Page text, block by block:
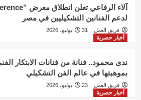
لدعم الفنانين التشكيليين في مصر
فريق العمل
31 يوليو، 2026
أخبار حصرية
ندى محمود.. فنانة من فنانات الابتكار
بموهبتها في عالم الفن التشكيلي
فريق العمل
23 يوليو، 2026
أخبار حصرية